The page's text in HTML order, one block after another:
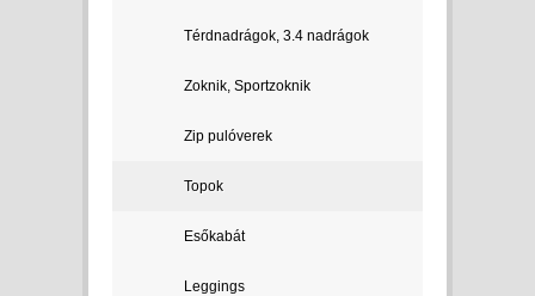
Térdnadrágok, 3.4 nadrágok
Zoknik, Sportzoknik
Zip pulóverek
Topok
Esőkabát
Leggings